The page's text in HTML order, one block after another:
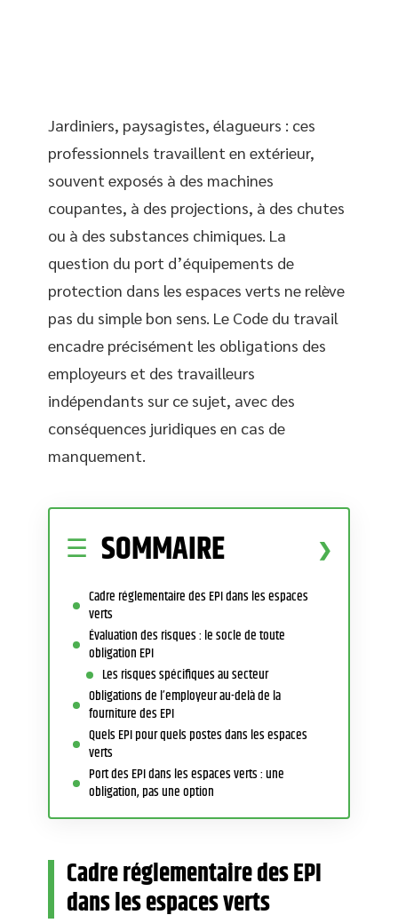
Jardiniers, paysagistes, élagueurs : ces
professionnels travaillent en extérieur,
souvent exposés à des machines
coupantes, à des projections, à des chutes
ou à des substances chimiques. La
question du port d’équipements de
protection dans les espaces verts ne relève
pas du simple bon sens. Le Code du travail
encadre précisément les obligations des
employeurs et des travailleurs
indépendants sur ce sujet, avec des
conséquences juridiques en cas de
manquement.
SOMMAIRE
Cadre réglementaire des EPI dans les espaces
verts
Évaluation des risques : le socle de toute
obligation EPI
Les risques spécifiques au secteur
Obligations de l’employeur au-delà de la
fourniture des EPI
Quels EPI pour quels postes dans les espaces
verts
Port des EPI dans les espaces verts : une
obligation, pas une option
Cadre réglementaire des EPI
dans les espaces verts